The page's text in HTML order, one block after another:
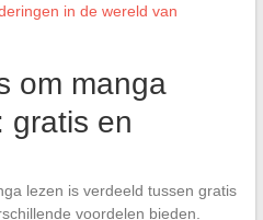
in de wereld van
om manga
gratis en
lezen is verdeeld tussen gratis
voordelen bieden.